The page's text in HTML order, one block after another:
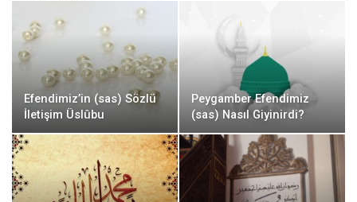
Efendimiz’in (sas) Sözlü
İletişim Üslûbu
Peygamber Efendimiz
(sas) Nasıl Giyinirdi?